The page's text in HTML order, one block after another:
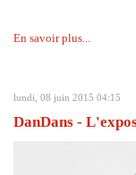
En savoir plus...
lundi, 08 juin 2015 04:15
DanDans -